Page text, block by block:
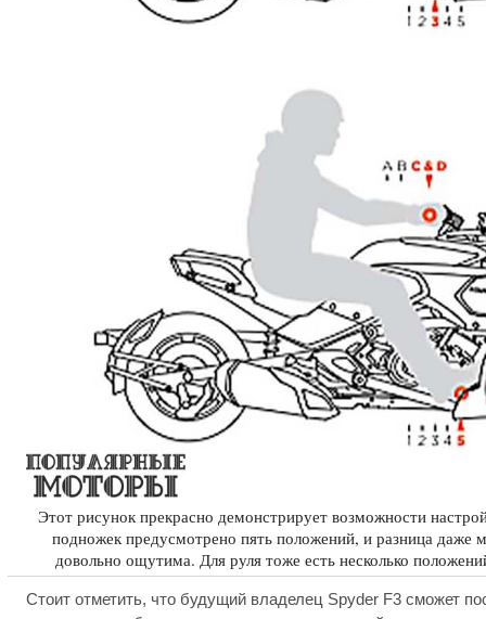
Этот рисунок прекрасно демонстрирует возможности
подножек предусмотрено пять положений, и разница даже
довольно ощутима. Для руля тоже есть несколько
Стоит отметить, что будущий владелец Spyder F3 сможет